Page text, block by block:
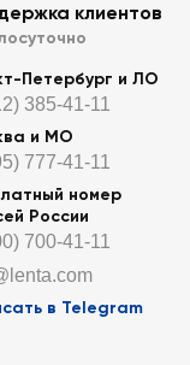
клиентов
Петербург и ЛО
385-41-11
и МО
777-41-11
номер
России
700-41-11
в Telegram